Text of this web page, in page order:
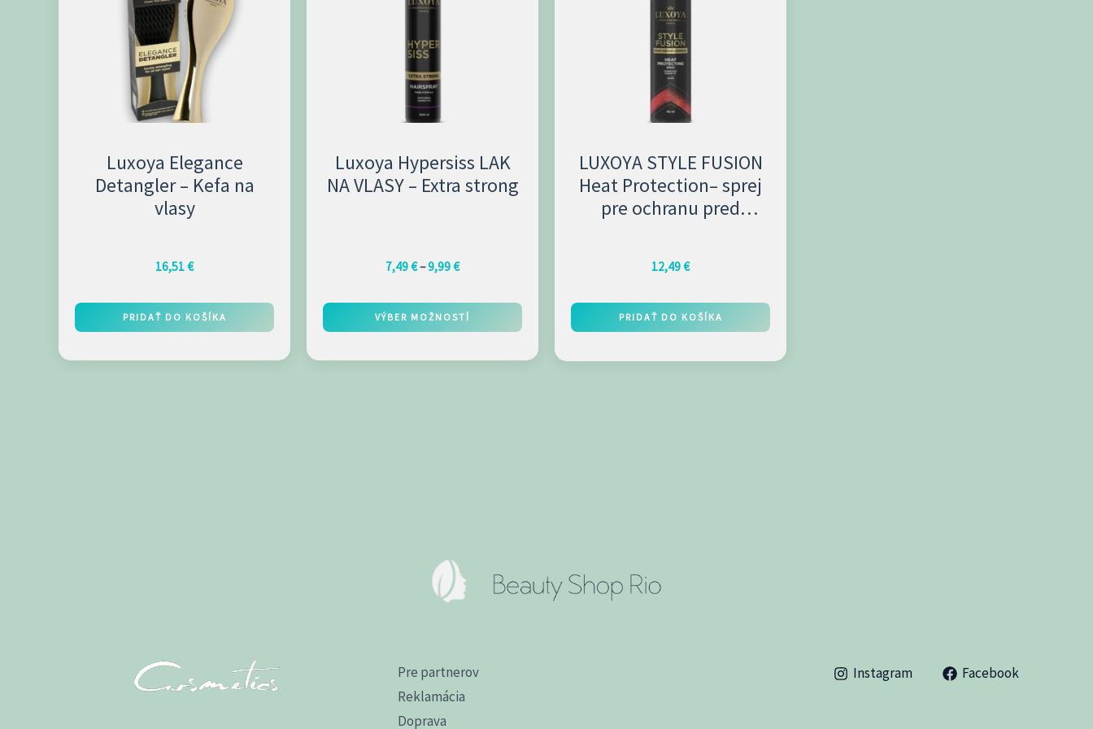
Luxoya Elegance
Detangler – Kefa na
vlasy
16,51€
PRIDAŤ DO KOŠÍKA
Luxoya Hypersiss LAK
NA VLASY – Extra strong
7,49€–9,99€
VÝBER MOŽNOSTÍ
stránke
LUXOYA STYLE FUSION
Heat Protection– sprej
pre ochranu pred
12,49€
PRIDAŤ DO KOŠÍKA
Pre partnerov
Reklamácia
Doprava
Instagram Facebook